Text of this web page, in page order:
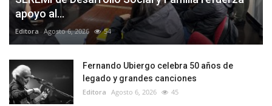
apoyo al...
Editora Agosto 6, 2026 54
Fernando Ubiergo celebra 50 años de
legado y grandes canciones
Editora Agosto 6, 2026 45